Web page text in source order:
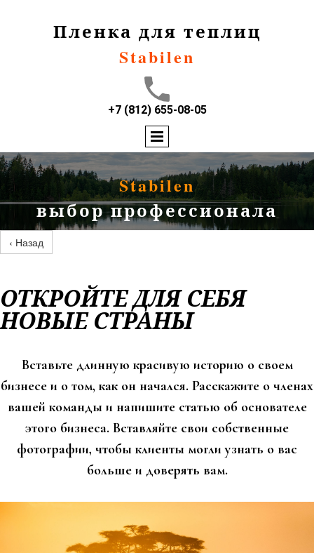
Пленка для теплиц
Stabilen
+7 (812) 655-08-05
Stabilen
выбор профессионала
‹ Назад
ОТКРОЙТЕ ДЛЯ СЕБЯ
НОВЫЕ СТРАНЫ
Вставьте длинную красивую историю о своем
бизнесе и о том, как он начался. Расскажите о членах
вашей команды и напишите статью об основателе
этого бизнеса. Вставляйте свои собственные
фотографии, чтобы клиенты могли узнать о вас
больше и доверять вам.